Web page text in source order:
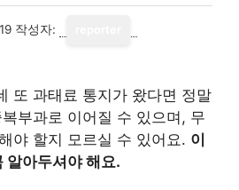
작성자:
또 과태료 통지가 왔다면 정말
부과로 이어질 수 있으며, 무
야 할지 모르실 수 있어요. 이
알아두셔야 해요.